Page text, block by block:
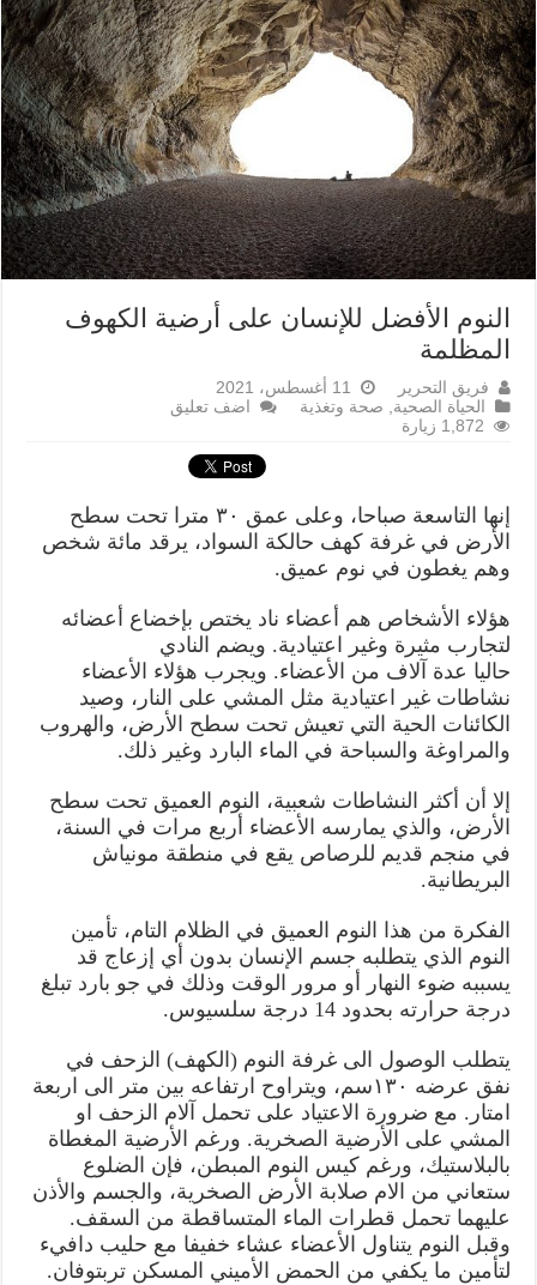
النوم الأفضل للإنسان على أرضية الكهوف
المظلمة
فريق التحرير
11 أغسطس، 2021
الحياة الصحية, صحة وتغذية
اضف تعليق
1,872 زيارة
إنها التاسعة صباحا، وعلى عمق ۳۰ مترا تحت سطح
الأرض في غرفة كهف حالكة السواد، يرقد مائة شخص
وهم يغطون في نوم عميق.
هؤلاء الأشخاص هم أعضاء ناد يختص بإخضاع أعضائه
لتجارب مثيرة وغير اعتيادية. ويضم النادي
حاليا عدة آلاف من الأعضاء. ويجرب هؤلاء الأعضاء
نشاطات غير اعتيادية مثل المشي على النار، وصيد
الكائنات الحية التي تعيش تحت سطح الأرض، والهروب
والمراوغة والسباحة في الماء البارد وغير ذلك.
إلا أن أكثر النشاطات شعبية، النوم العميق تحت سطح
الأرض، والذي يمارسه الأعضاء أربع مرات في السنة،
في منجم قديم للرصاص يقع في منطقة مونياش
البريطانية.
الفكرة من هذا النوم العميق في الظلام التام، تأمين
النوم الذي يتطلبه جسم الإنسان بدون أي إزعاج قد
يسببه ضوء النهار أو مرور الوقت وذلك في جو بارد تبلغ
درجة حرارته بحدود 14 درجة سلسیوس.
يتطلب الوصول الى غرفة النوم (الكهف) الزحف في
نفق عرضه ۱۳۰سم، ويتراوح ارتفاعه بين متر الى اربعة
امتار. مع ضرورة الاعتياد على تحمل آلام الزحف او
المشي على الأرضية الصخرية. ورغم الأرضية المغطاة
بالبلاستيك، ورغم كيس النوم المبطن، فإن الضلوع
ستعاني من الام صلابة الأرض الصخرية، والجسم والأذن
عليهما تحمل قطرات الماء المتساقطة من السقف.
وقبل النوم يتناول الأعضاء عشاء خفيفا مع حليب دافيء
لتأمين ما يكفي من الحمض الأميني المسكن تربتوفان.